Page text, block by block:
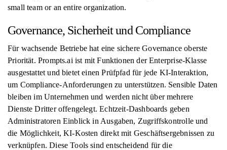
small team or an entire organization.
Governance, Sicherheit und Compliance
Für wachsende Betriebe hat eine sichere Governance oberste
Priorität. Prompts.ai ist mit Funktionen der Enterprise-Klasse
ausgestattet und bietet einen Prüfpfad für jede KI-Interaktion,
um Compliance-Anforderungen zu unterstützen. Sensible Daten
bleiben im Unternehmen und werden nicht über mehrere
Dienste Dritter offengelegt. Echtzeit-Dashboards geben
Administratoren Einblick in Ausgaben, Zugriffskontrolle und
die Möglichkeit, KI-Kosten direkt mit Geschäftsergebnissen zu
verknüpfen. Diese Tools sind entscheidend für die